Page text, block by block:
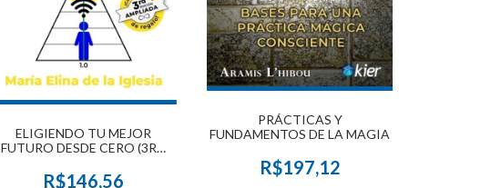
ELIGIENDO TU MEJOR
FUTURO DESDE CERO (3RA
R$146,56
PRÁCTICAS Y
FUNDAMENTOS DE LA MAGIA
R$197,12